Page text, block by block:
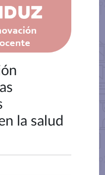
la salud